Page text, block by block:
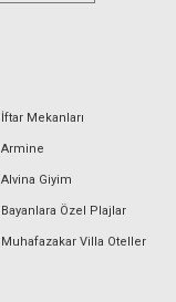
İftar Mekanları
Armine
Alvina Giyim
Bayanlara Özel Plajlar
Muhafazakar Villa Oteller